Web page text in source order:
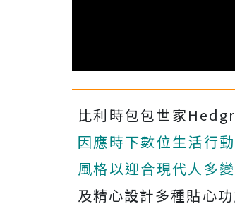
比利時包包世家
因應時下數位生活行
風格以迎合現代人多
及精心設計多種貼心